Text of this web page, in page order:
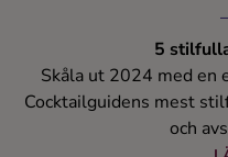
5
Skåla ut 2024 med en
Cocktailguidens mest
och